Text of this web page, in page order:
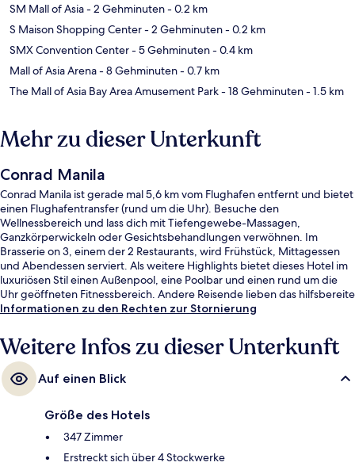
SM Mall of Asia- 2 Gehminuten- 0.2 km
S Maison Shopping Center- 2 Gehminuten- 0.2 km
SMX Convention Center- 5 Gehminuten- 0.4 km
Mall of Asia Arena- 8 Gehminuten- 0.7 km
The Mall of Asia Bay Area Amusement Park- 18 Gehminuten- 1.5 km
Mehr zu dieser Unterkunft
Conrad Manila
Conrad Manila ist gerade mal 5,6 km vom Flughafen entfernt und bietet
einen Flughafentransfer (rund um die Uhr). Besuche den
Wellnessbereich und lass dich mit Tiefengewebe-Massagen,
Ganzkörperwickeln oder Gesichtsbehandlungen verwöhnen. Im
Brasserie on 3, einem der 2 Restaurants, wird Frühstück, Mittagessen
und Abendessen serviert. Als weitere Highlights bietet dieses Hotel im
luxuriösen Stil einen Außenpool, eine Poolbar und einen rund um die
Uhr geöffneten Fitnessbereich. Andere Reisende lieben das hilfsbereite
Personal und die Lage.
Informationen zu den Rechten zur Stornierung
Weitere Infos zu dieser Unterkunft
Auf einen Blick
Größe des Hotels
347 Zimmer
Erstreckt sich über 4 Stockwerke